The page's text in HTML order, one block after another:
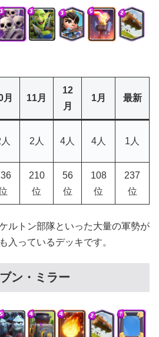
月 11月
12
月
1月 最新
2人 4人 4人 1人
210
位
56
位
108
位
237
位
ルトン部隊といった大量の軍勢が
入っているデッキです。
ン・ミラー